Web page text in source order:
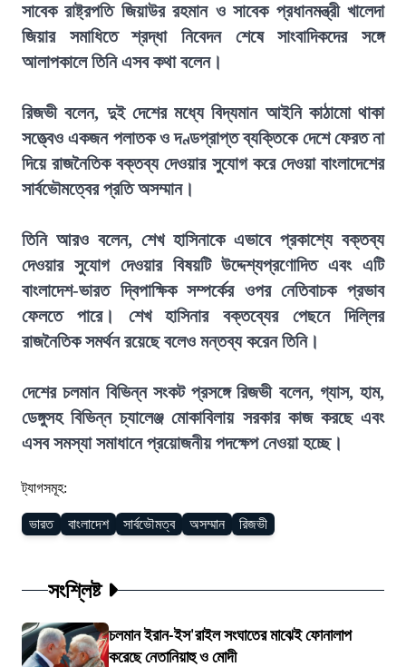
সাবেক রাষ্ট্রপতি জিয়াউর রহমান ও সাবেক প্রধানমন্ত্রী খালেদা
জিয়ার সমাধিতে শ্রদ্ধা নিবেদন শেষে সাংবাদিকদের সঙ্গে
আলাপকালে তিনি এসব কথা বলেন।
রিজভী বলেন, দুই দেশের মধ্যে বিদ্যমান আইনি কাঠামো থাকা
সত্ত্বেও একজন পলাতক ও দণ্ডপ্রাপ্ত ব্যক্তিকে দেশে ফেরত না
দিয়ে রাজনৈতিক বক্তব্য দেওয়ার সুযোগ করে দেওয়া বাংলাদেশের
সার্বভৌমত্বের প্রতি অসম্মান।
তিনি আরও বলেন, শেখ হাসিনাকে এভাবে প্রকাশ্যে বক্তব্য
দেওয়ার সুযোগ দেওয়ার বিষয়টি উদ্দেশ্যপ্রণোদিত এবং এটি
বাংলাদেশ-ভারত দ্বিপাক্ষিক সম্পর্কের ওপর নেতিবাচক প্রভাব
ফেলতে পারে। শেখ হাসিনার বক্তব্যের পেছনে দিল্লির
রাজনৈতিক সমর্থন রয়েছে বলেও মন্তব্য করেন তিনি।
দেশের চলমান বিভিন্ন সংকট প্রসঙ্গে রিজভী বলেন, গ্যাস, হাম,
ডেঙ্গুসহ বিভিন্ন চ্যালেঞ্জ মোকাবিলায় সরকার কাজ করছে এবং
এসব সমস্যা সমাধানে প্রয়োজনীয় পদক্ষেপ নেওয়া হচ্ছে।
ট্যাগসমূহ:
ভারত বাংলাদেশ সার্বভৌমত্ব অসম্মান রিজভী
সংশ্লিষ্ট
চলমান ইরান-ইস'রাইল সংঘাতের মাঝেই ফোনালাপ
করেছে নেতানিয়াহু ও মোদী